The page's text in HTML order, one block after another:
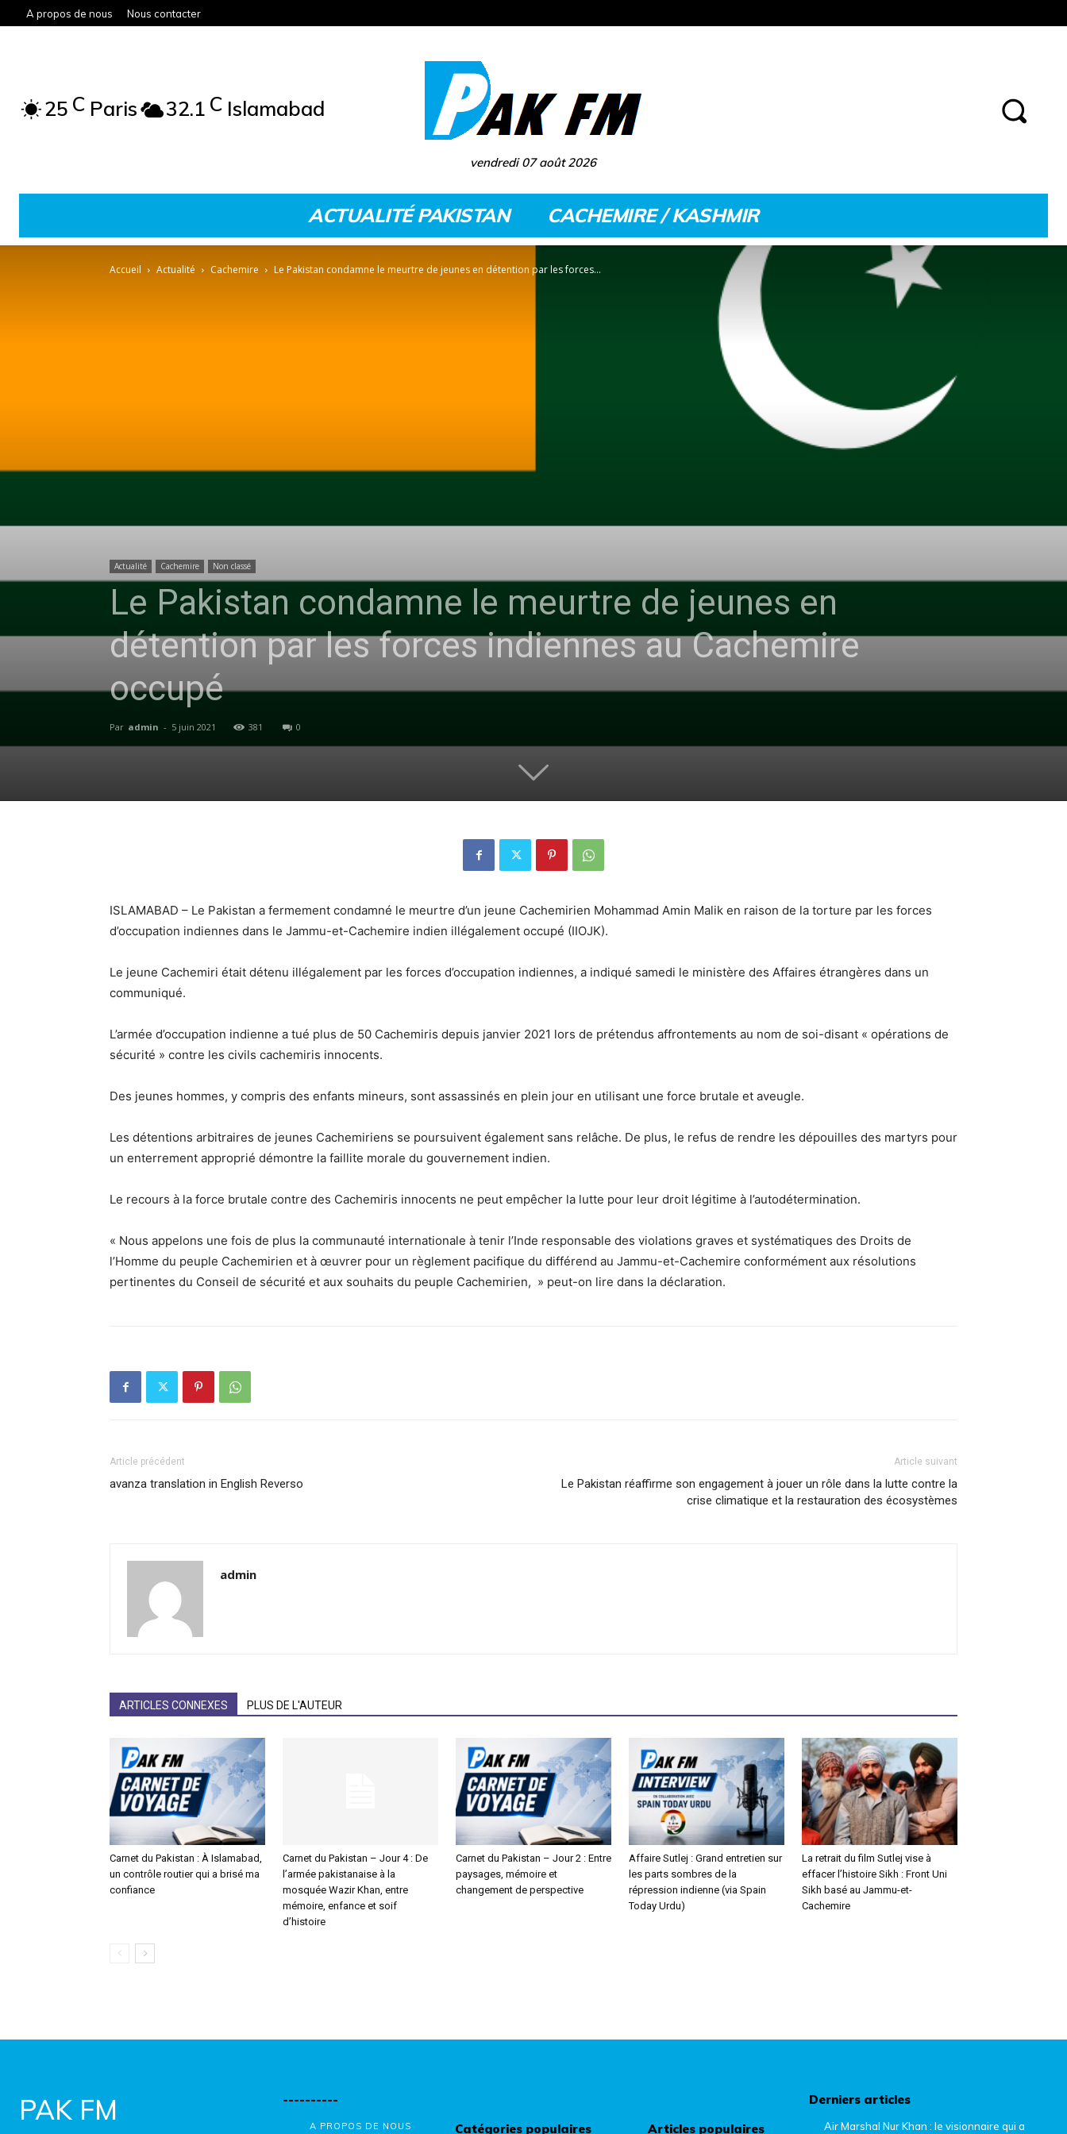
A propos de nous Nous contacter
25 C Paris 32.1 C Islamabad
vendredi 07 août 2026
ACTUALITÉ PAKISTAN CACHEMIRE / KASHMIR
Accueil Actualité Cachemire Le Pakistan condamne le meurtre de jeunes en détention par les forces...
Actualité Cachemire Non classé
Le Pakistan condamne le meurtre de jeunes en
détention par les forces indiennes au Cachemire
occupé
Par admin - 5 juin 2021 381 0
ISLAMABAD – Le Pakistan a fermement condamné le meurtre d’un jeune Cachemirien Mohammad Amin Malik en raison de la torture par les forces
d’occupation indiennes dans le Jammu-et-Cachemire indien illégalement occupé (IIOJK).
Le jeune Cachemiri était détenu illégalement par les forces d’occupation indiennes, a indiqué samedi le ministère des Affaires étrangères dans un
communiqué.
L’armée d’occupation indienne a tué plus de 50 Cachemiris depuis janvier 2021 lors de prétendus affrontements au nom de soi-disant « opérations de
sécurité » contre les civils cachemiris innocents.
Des jeunes hommes, y compris des enfants mineurs, sont assassinés en plein jour en utilisant une force brutale et aveugle.
Les détentions arbitraires de jeunes Cachemiriens se poursuivent également sans relâche. De plus, le refus de rendre les dépouilles des martyrs pour
un enterrement approprié démontre la faillite morale du gouvernement indien.
Le recours à la force brutale contre des Cachemiris innocents ne peut empêcher la lutte pour leur droit légitime à l’autodétermination.
« Nous appelons une fois de plus la communauté internationale à tenir l’Inde responsable des violations graves et systématiques des Droits de
l’Homme du peuple Cachemirien et à œuvrer pour un règlement pacifique du différend au Jammu-et-Cachemire conformément aux résolutions
pertinentes du Conseil de sécurité et aux souhaits du peuple Cachemirien, » peut-on lire dans la déclaration.
Article précédent
avanza translation in English Reverso
Article suivant
Le Pakistan réaffirme son engagement à jouer un rôle dans la lutte contre la
crise climatique et la restauration des écosystèmes
admin
ARTICLES CONNEXES PLUS DE L'AUTEUR
Carnet du Pakistan : À Islamabad,
un contrôle routier qui a brisé ma
confiance
Carnet du Pakistan – Jour 4 : De
l’armée pakistanaise à la
mosquée Wazir Khan, entre
mémoire, enfance et soif
d’histoire
Carnet du Pakistan – Jour 2 : Entre
paysages, mémoire et
changement de perspective
Affaire Sutlej : Grand entretien sur
les parts sombres de la
répression indienne (via Spain
Today Urdu)
La retrait du film Sutlej vise à
effacer l’histoire Sikh : Front Uni
Sikh basé au Jammu-et-
Cachemire
PAK FM ----------
A PROPOS DE NOUS Catégories populaires Articles populaires
Derniers articles
Air Marshal Nur Khan : le visionnaire qui a